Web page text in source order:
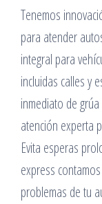
Tenemos
para atender
integral para
incluidas calles y
inmediato de
atención experta
Evita esperas
express
problemas de tu